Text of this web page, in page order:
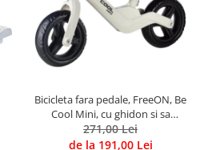
Bicicleta fara pedale, FreeON, Be
Cool Mini, cu ghidon si sa
reglabile, Roti din EVA, Pana in
30 Kg, Roti 8 inch, 12 luni+, Alb
271,00 Lei
de la 191,00 Lei